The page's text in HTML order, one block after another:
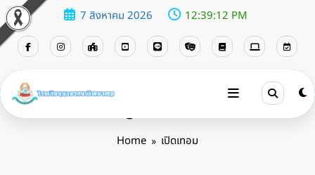
7 สิงหาคม 2026 12:39:12 PM
Home เปิดเทอม